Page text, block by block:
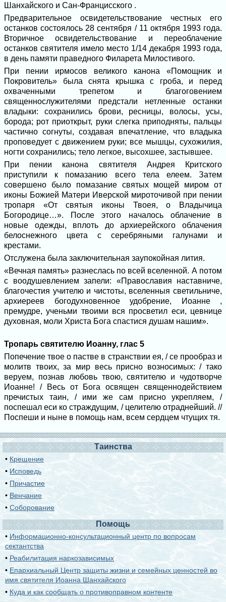
Шанхайского и Сан-Францисского .
Предварительное освидетельствование честных его
останков состоялось 28 сентября / 11 октября 1993 года.
Вторичное освидетельствование и переоблачение
останков святителя имело место 1/14 декабря 1993 года,
в день памяти праведного Филарета Милостивого.
При пении ирмосов великого канона «Помощник и
Покровитель» была снята крышка с гроба, и перед
охваченными трепетом и благоговением
священнослужителями предстали нетленные останки
владыки: сохранились брови, ресницы, волосы, усы,
борода; рот приоткрыт, руки слегка приподняты, пальцы
частично согнуты, создавая впечатление, что владыка
проповедует с движением руки; все мышцы, сухожилия,
ногти сохранились; тело легкое, высохшее, застывшее.
При пении канона святителя Андрея Критского
приступили к помазанию всего тела елеем. Затем
совершено было помазание святых мощей миром от
иконы Божией Матери Иверской мироточивой при пении
тропаря «От святыя иконы Твоея, о Владычица
Богородице…». После этого началось облачение в
новые одежды, вплоть до архиерейского облачения
белоснежного цвета с серебряными галунами и
крестами.
Отслужена была заключительная заупокойная лития.
«Вечная память» разнеслась по всей вселенной. А потом
с воодушевлением запели: «Православия наставниче,
благочестия учителю и чистоты, вселенныя светильниче,
архиереев богодухновенное удобрение, Иоанне ,
премудре, ученьми твоими вся просветил еси, цевнице
духовная, моли Христа Бога спастися душам нашим».
Тропарь святителю Иоанну, глас 5
Попечение твое о пастве в странствии ея, / се прообраз и
молитв твоих, за мир весь присно возносимых: / тако
веруем, познав любовь твою, святителю и чудотворче
Иоанне! / Весь от Бога освящен священнодействием
пречистых таин, / ими же сам присно укрепляем, /
поспешал еси ко страждущим, / целителю отраднейший. //
Поспеши и ныне в помощь нам, всем сердцем чтущих тя.
Таинства
• Крещение
• Исповедь
• Причастие
• Венчание
•Соборование
Помощь
• Информационно-консультационный центр по вопросам
сектантства
• Реабилитация наркозависимых
• Епархиальный Центр защиты жизни и семейных ценностей во
имя святителя Иоанна Шанхайского
• Куда и как сообщать о противоправном контенте